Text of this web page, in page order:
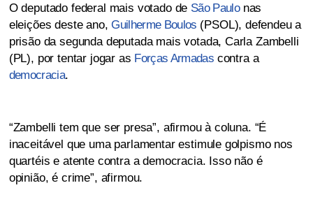
O deputado federal mais votado de São Paulonas
eleições deste ano,Guilherme Boulos (PSOL), defendeu a
prisão da segunda deputada mais votada, Carla Zambelli
(PL), por tentar jogar as Forças Armadascontra a
democracia.
“Zambelli tem que ser presa”, afirmou à coluna. “É
inaceitável que uma parlamentar estimule golpismo nos
quartéis e atente contra a democracia. Isso não é
opinião, é crime”, afirmou.